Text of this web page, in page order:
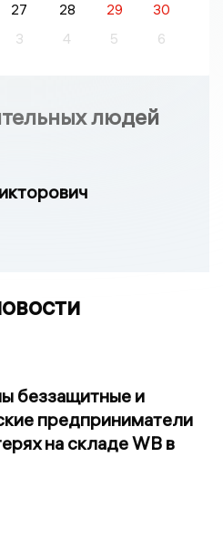
27 28 29
30
3 4 5 6
людей
беззащитные и
предприниматели
на складе WB в